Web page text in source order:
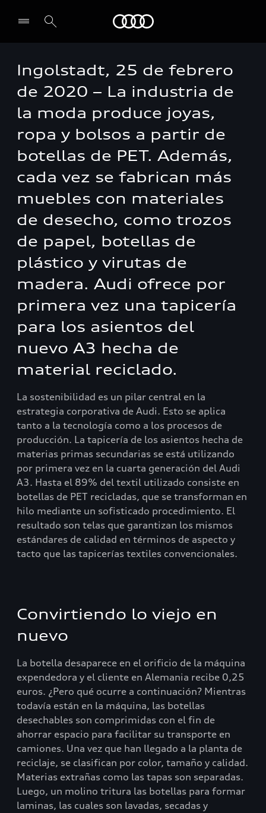
Ingolstadt, 25 de febrero
de 2020 – La industria de
la moda produce joyas,
ropa y bolsos a partir de
botellas de PET. Además,
cada vez se fabrican más
muebles con materiales
de desecho, como trozos
de papel, botellas de
plástico y virutas de
madera. Audi ofrece por
primera vez una tapicería
para los asientos del
nuevo A3 hecha de
material reciclado.
La sostenibilidad es un pilar central en la
estrategia corporativa de Audi. Esto se aplica
tanto a la tecnología como a los procesos de
producción. La tapicería de los asientos hecha de
materias primas secundarias se está utilizando
por primera vez en la cuarta generación del Audi
A3. Hasta el 89% del textil utilizado consiste en
botellas de PET recicladas, que se transforman en
hilo mediante un sofisticado procedimiento. El
resultado son telas que garantizan los mismos
estándares de calidad en términos de aspecto y
tacto que las tapicerías textiles convencionales.
Convirtiendo lo viejo en
nuevo
La botella desaparece en el orificio de la máquina
expendedora y el cliente en Alemania recibe 0,25
euros. ¿Pero qué ocurre a continuación? Mientras
todavía están en la máquina, las botellas
desechables son comprimidas con el fin de
ahorrar espacio para facilitar su transporte en
camiones. Una vez que han llegado a la planta de
reciclaje, se clasifican por color, tamaño y calidad.
Materias extrañas como las tapas son separadas.
Luego, un molino tritura las botellas para formar
laminas, las cuales son lavadas, secadas y